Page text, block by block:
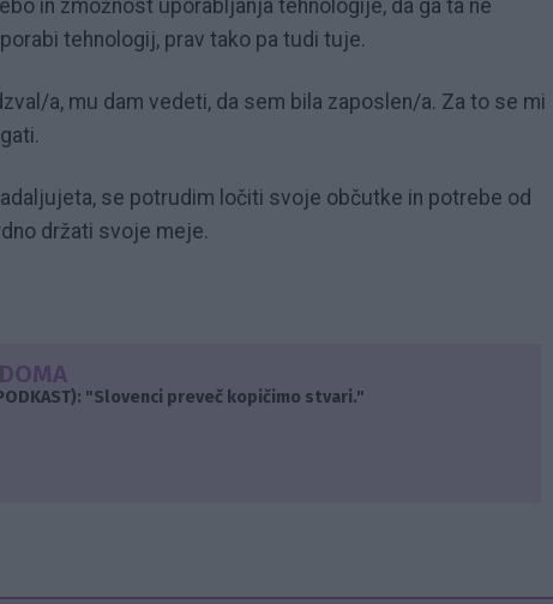
in zmožnost uporabljanja tehnologije, da ga ta ne
tehnologij, prav tako pa tudi tuje.
a, mu dam vedeti, da sem bila zaposlen/a. Za to se mi
se potrudim ločiti svoje občutke in potrebe od
držati svoje meje.
"Slovenci preveč kopičimo stvari."